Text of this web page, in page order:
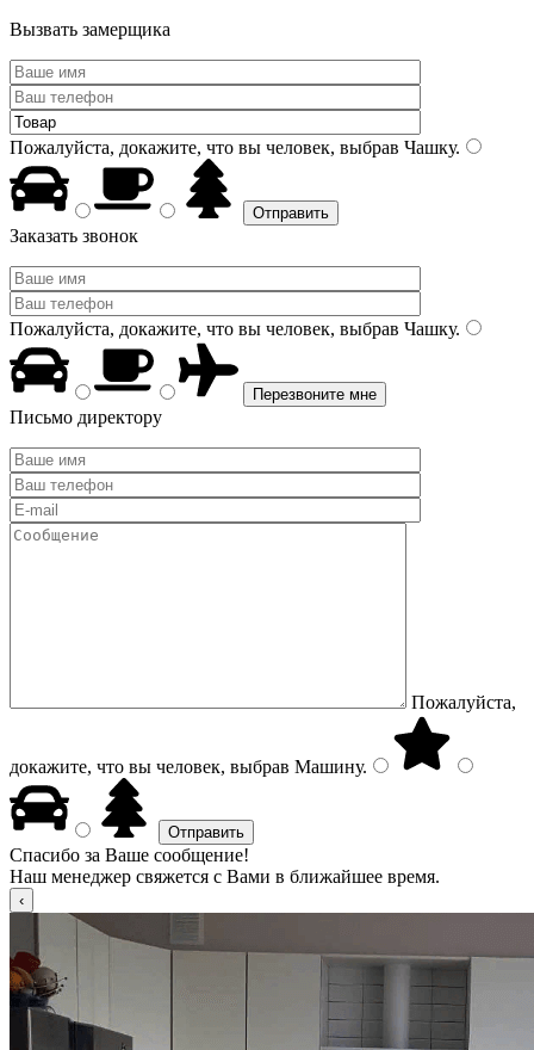
Вызвать замерщика
Пожалуйста, докажите, что вы человек, выбрав Чашку.
Заказать звонок
Пожалуйста, докажите, что вы человек, выбрав Чашку.
Письмо директору
Пожалуйста,
докажите, что вы человек, выбрав Машину.
Спасибо за Ваше сообщение!
Наш менеджер свяжется с Вами в ближайшее время.